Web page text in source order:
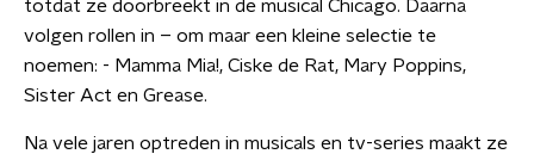
totdat ze doorbreekt in de musical Chicago. Daarna
volgen rollen in – om maar een kleine selectie te
noemen: - Mamma Mia!, Ciske de Rat, Mary Poppins,
Sister Act en Grease.
Na vele jaren optreden in musicals en tv-series maakt ze